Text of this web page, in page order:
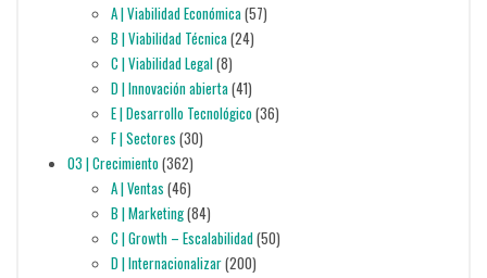
A | Viabilidad Económica(57)
B | Viabilidad Técnica(24)
C | Viabilidad Legal(8)
D | Innovación abierta(41)
E | Desarrollo Tecnológico(36)
F | Sectores (30)
03 | Crecimiento(362)
A | Ventas (46)
B | Marketing(84)
C | Growth – Escalabilidad(50)
D | Internacionalizar(200)